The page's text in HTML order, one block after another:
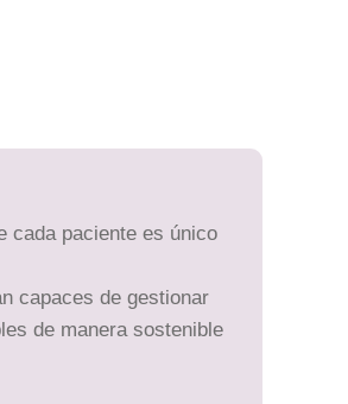
cada paciente es único
capaces de gestionar
de manera sostenible